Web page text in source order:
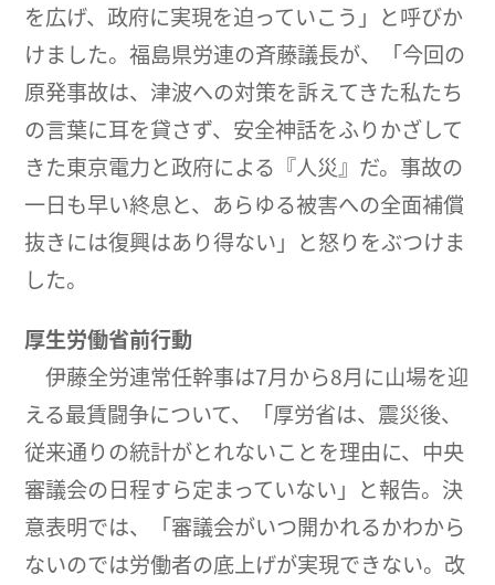
を広げ、政府に実現を迫っていこう」と呼びか
けました。福島県労連の斉藤議長が、「今回の
原発事故は、津波への対策を訴えてきた私たち
の言葉に耳を貸さず、安全神話をふりかざして
きた東京電力と政府による『人災』だ。事故の
一日も早い終息と、あらゆる被害への全面補償
抜きには復興はあり得ない」と怒りをぶつけま
した。
厚生労働省前行動
伊藤全労連常任幹事は7月から8月に山場を迎
える最賃闘争について、「厚労省は、震災後、
従来通りの統計がとれないことを理由に、中央
審議会の日程すら定まっていない」と報告。決
意表明では、「審議会がいつ開かれるかわから
ないのでは労働者の底上げが実現できない。改